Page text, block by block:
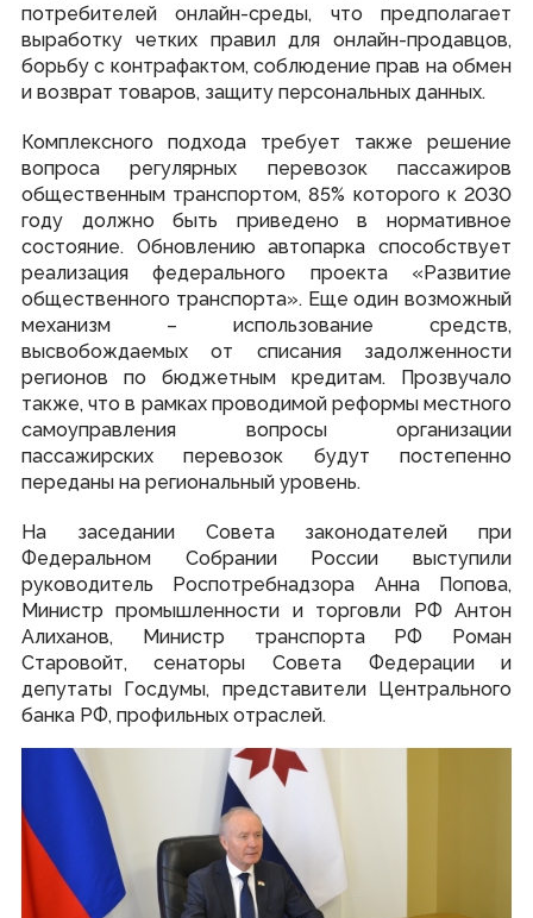
© Государственное Cобрание Республики Мордовия,
2024
Противодействие коррупции
Кадровое обеспечение
Информационные и аналитические материалы
Доклад о состоянии законодательства
Законодательные органы ПФО
Молодежный парламент
Гражданам
Виртуальная приемная
Трансляции заседаний
Полезные ресурсы
Органы власти
Федеральные органы государственной власти
Органы государственной власти РМ
потребителей онлайн-среды, что предполагает
выработку четких правил для онлайн-продавцов,
борьбу с контрафактом, соблюдение прав на обмен
и возврат товаров, защиту персональных данных.
Комплексного подхода требует также решение
вопроса регулярных перевозок пассажиров
общественным транспортом, 85% которого к 2030
году должно быть приведено в нормативное
состояние. Обновлению автопарка способствует
реализация федерального проекта «Развитие
общественного транспорта». Еще один возможный
механизм – использование средств,
высвобождаемых от списания задолженности
регионов по бюджетным кредитам. Прозвучало
также, что в рамках проводимой реформы местного
самоуправления вопросы организации
пассажирских перевозок будут постепенно
переданы на региональный уровень.
На заседании Совета законодателей при
Федеральном Собрании России выступили
руководитель Роспотребнадзора Анна Попова,
Министр промышленности и торговли РФ Антон
Алиханов, Министр транспорта РФ Роман
Старовойт, сенаторы Совета Федерации и
депутаты Госдумы, представители Центрального
банка РФ, профильных отраслей.